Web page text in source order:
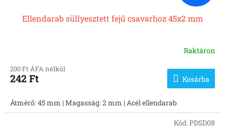
Ellendarab süllyesztett fejű csavarhoz 45x2 mm
Raktáron
200 Ft ÁFA nélkül
242 Ft Kosárba
Átmérő: 45 mm | Magasság: 2 mm | Acél ellendarab
Kód:PDSD08